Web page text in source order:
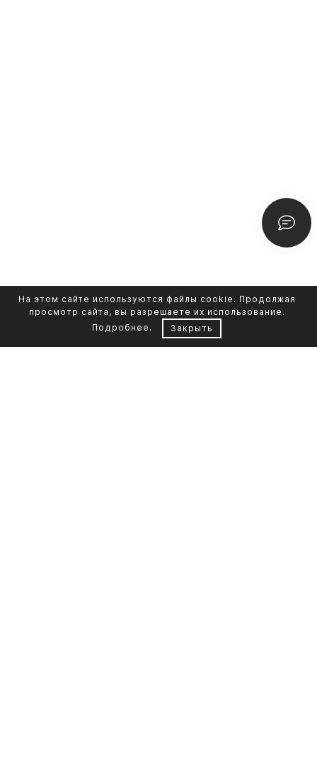
На этом сайте используются файлы cookie. Продолжая
просмотр сайта, вы разрешаете их использование.
Подробнее . Закрыть